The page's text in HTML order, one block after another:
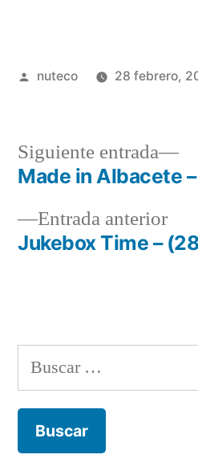
Publicada
nuteco 28 febrero,
Navegación
deEntrada anterior
Jukebox Time –
Siguiente entrada
Made in Albacete
Buscar: